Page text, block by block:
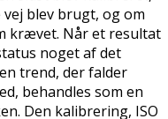
blev brugt, og om
krævet. Når et resultat
noget af det
trend, der falder
behandles som en
Den kalibrering, ISO